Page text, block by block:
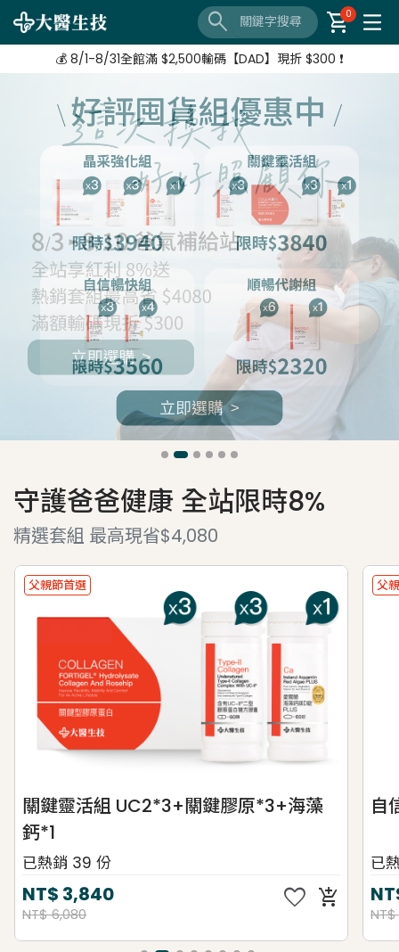
search shopping_cart
0
【8/3-8/10 爸氣補給站】 全站紅利享8%
💰 8/1-8/31全館滿 $2,500輸碼【DAD】現折 $300 ❗
【8/3-8/10 爸氣補給站】 全站紅利享8%
守護爸爸健康 全站限時8%
精選套組 最高現省$4,080
父親節首選
關鍵靈活組 UC2*3+關鍵膠原*3+海藻
鈣*1
已熱銷 39 份
NT$ 3,840
NT$ 6,080
favorite add_shopping_cart
父
自
已